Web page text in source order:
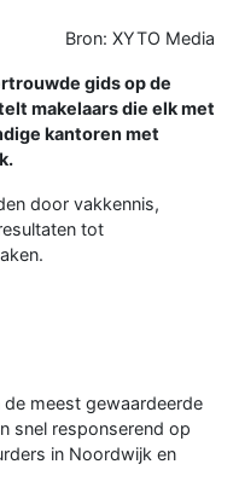
Bron: XYTO Media
gids op de
makelaars die elk met
kantoren met
door vakkennis,
tot
de meest gewaardeerde
snel responserend op
in Noordwijk en